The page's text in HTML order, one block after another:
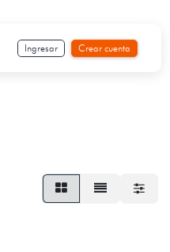
Ingresar Crear cuenta